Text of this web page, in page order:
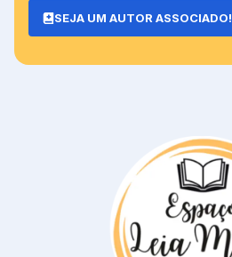
SEJA UM AUTOR ASSOCIADO!